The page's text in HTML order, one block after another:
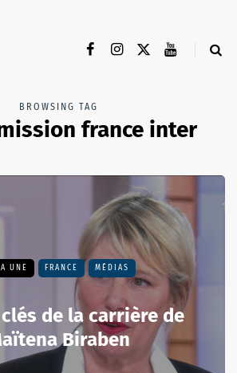
BROWSING TAG
france inter
UNE FRANCE MÉDIAS
de la carrière de
Biraben